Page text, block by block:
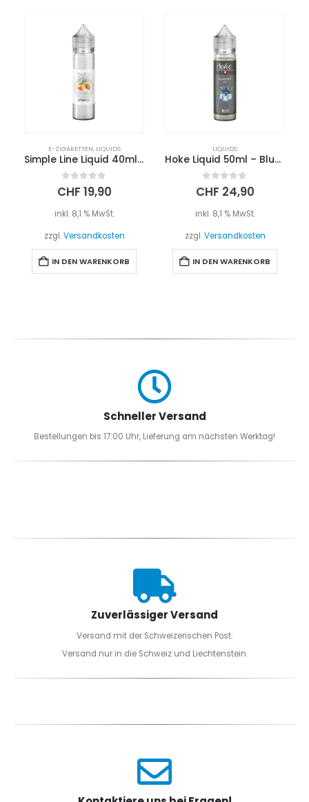
E-ZIGARETTEN, LIQUIDS
Simple Line Liquid 40ml – APRIKOSE
0 out of 5
CHF 19,90
inkl. 8,1 % MwSt.
zzgl.Versandkosten
IN DEN WARENKORB
LIQUIDS
Hoke Liquid 50ml – Blueberry Ice “SHORTFILL“
0out of 5
CHF 24,90
inkl. 8,1 % MwSt.
zzgl.Versandkosten
IN DEN WARENKORB
Schneller Versand
Bestellungen bis 17:00 Uhr, Lieferung am nächsten Werktag!
Zuverlässiger Versand
Versand mit der Schweizerischen Post.
Versand nur in die Schweiz und Liechtenstein.